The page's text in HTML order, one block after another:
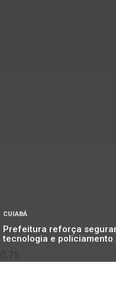
CUIABÁ
Prefeitura reforça
tecnologia e policiamento